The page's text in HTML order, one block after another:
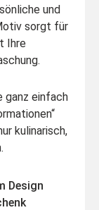
und
sorgt für
Ihre
ganz einfach
kulinarisch,
Design